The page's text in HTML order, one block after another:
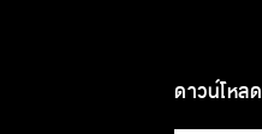
ดาวน์โหลด